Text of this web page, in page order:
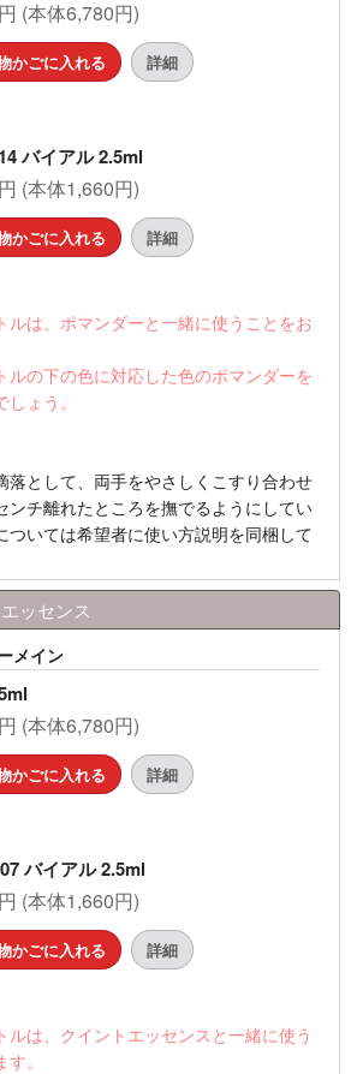
(本体6,780円)
かごに入れる 詳細
バイアル 2.5ml
(本体1,660円)
かごに入れる 詳細
ルは、ポマンダーと一緒に使うことをお
ルの下の色に対応した色のポマンダーを
ょう。
落として、両手をやさしくこすり合わせ
ンチ離れたところを撫でるようにしてい
ついては希望者に使い方説明を同梱して
ッセンス
メイン
(本体6,780円)
かごに入れる 詳細
バイアル 2.5ml
(本体1,660円)
かごに入れる 詳細
ルは、クイントエッセンスと一緒に使う
。